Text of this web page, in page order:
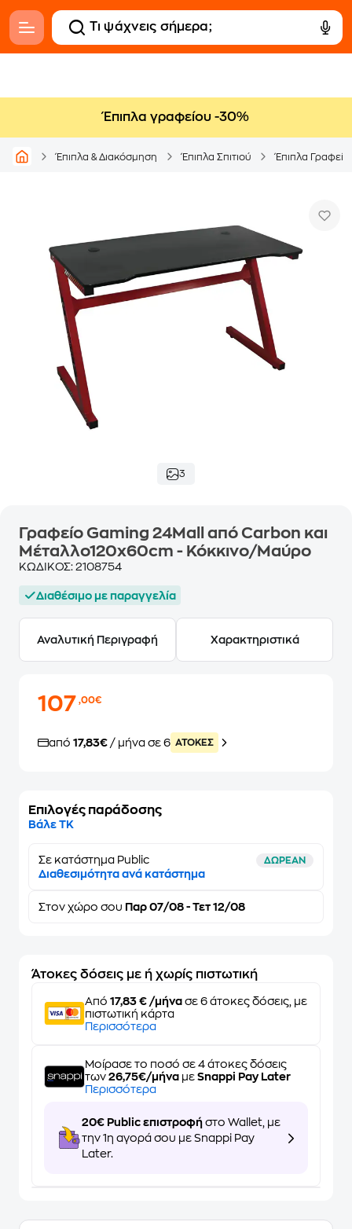
Έπιπλα γραφείου -30%
Έπιπλα & Διακόσμηση Έπιπλα Σπιτιού Έπιπλα
3
Γραφείο Gaming 24Mall από Carbon και
Μέταλλο120x60cm - Κόκκινο/Μαύρο
ΚΩΔΙΚΟΣ: 2108754
Διαθέσιμο με παραγγελία
Αναλυτική Περιγραφή Χαρακτηριστικά
107,00€
από 17,83€ / μήνα σε 6 ATOKEΣ
Επιλογές παράδοσης
Βάλε ΤΚ
Σε κατάστημα Public ΔΩΡΕΑΝ
Διαθεσιμότητα ανά κατάστημα
Στον χώρο σου Παρ 07/08 - Τετ 12/08
Άτοκες δόσεις με ή χωρίς πιστωτική
Από 17,83 € /μήνα σε 6 άτοκες δόσεις, με
πιστωτική κάρτα
Περισσότερα
Μοίρασε το ποσό σε 4 άτοκες δόσεις
των 26,75€/μήνα με Snappi Pay Later
Περισσότερα
20€ Public επιστροφή στο Wallet, με
την 1η αγορά σου με Snappi Pay
Later.